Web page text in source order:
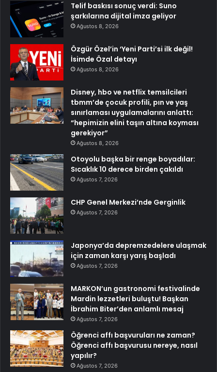
Telif baskısı sonuç verdi: Suno
şarkılarına dijital imza geliyor
Ağustos 8, 2026
Özgür Özel’in ‘Yeni Parti’si ilk değil!
İsimde Özal detayı
Ağustos 8, 2026
Disney, hbo ve netflix temsilcileri
tbmm’de çocuk profili, pın ve yaş
sınırlaması uygulamalarını anlattı:
“hepimizin elini taşın altına koyması
gerekiyor”
Ağustos 8, 2026
Otoyolu başka bir renge boyadılar:
Sıcaklık 10 derece birden çakıldı
Ağustos 7, 2026
CHP Genel Merkezi’nde Gerginlik
Ağustos 7, 2026
Japonya’da depremzedelere ulaşmak
için zaman karşı yarış başladı
Ağustos 7, 2026
MARKON’un gastronomi festivalinde
Mardin lezzetleri buluştu! Başkan
İbrahim Biter’den anlamlı mesaj
Ağustos 7, 2026
Öğrenci affı başvuruları ne zaman?
Öğrenci affı başvurusu nereye, nasıl
yapılır?
Ağustos 7, 2026